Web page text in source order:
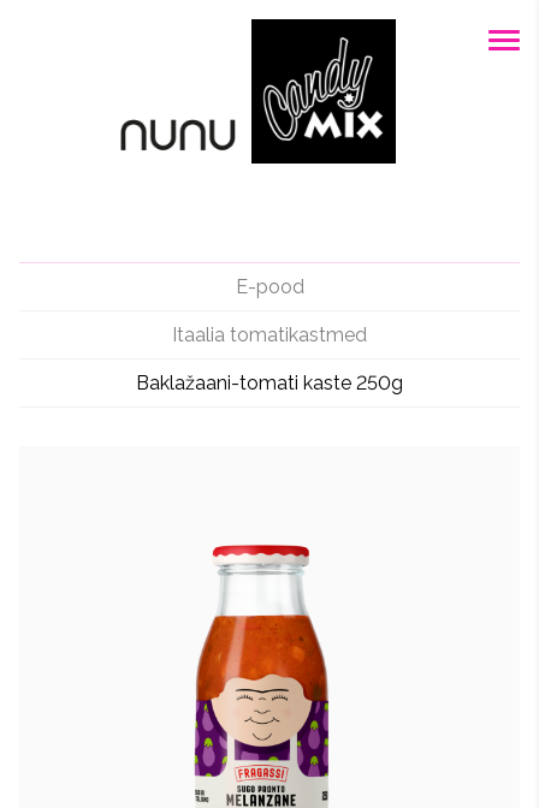
E-pood
Itaalia tomatikastmed
Baklažaani-tomati kaste 250g